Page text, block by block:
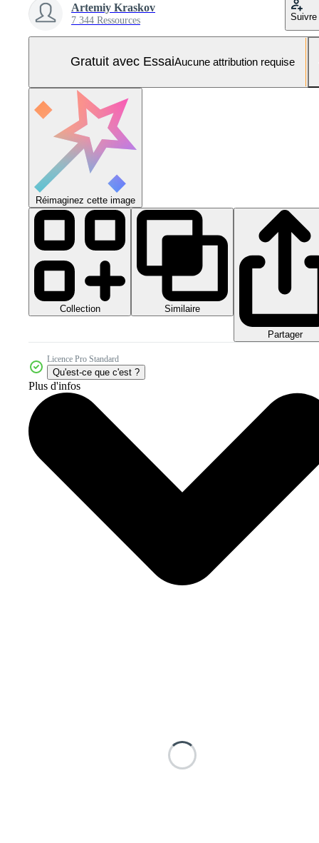
Artemiy Kraskov
7 344 Ressources Suivre
Gratuit avec EssaiAucune attribution requise
Réimaginez cette image
Collection Similaire
Partager
Licence Pro Standard
Qu'est-ce que c'est ?
Plus d'infos